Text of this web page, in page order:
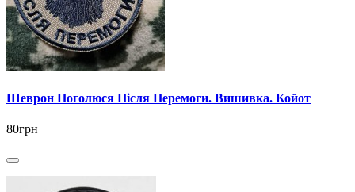
Шеврон Поголюся Після Перемоги. Вишивка. Койот
80грн